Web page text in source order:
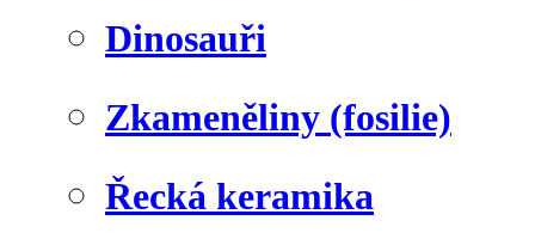
Dinosauři
Zkameněliny (fosilie)
Řecká keramika